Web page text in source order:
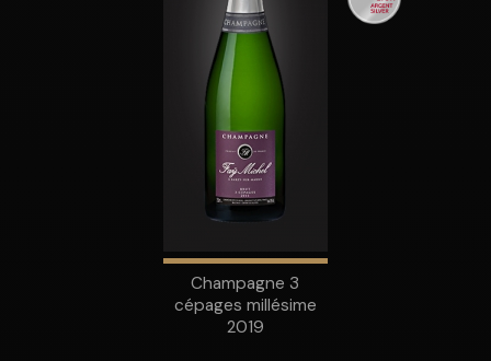
Champagne 3
cépages millésime
2019